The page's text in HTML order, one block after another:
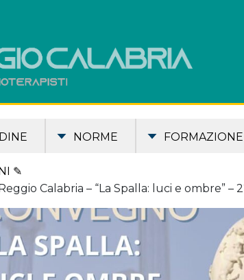
NORME FORMAZIONE
✎
Calabria – “La Spalla: luci e ombre” –